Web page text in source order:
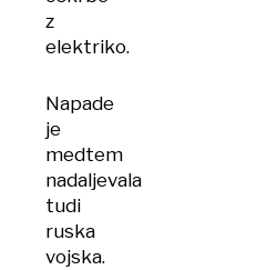
z
elektriko.
Napade
je
medtem
nadaljevala
tudi
ruska
vojska.